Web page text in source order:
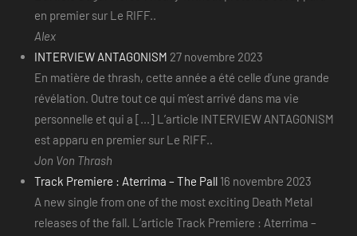
en premier sur Le RIFF..
Alex
INTERVIEW ANTAGONISM 27 novembre 2023
En matière de thrash, cette année a été celle d’une grande
révélation. Outre tout ce qui m’est arrivé dans ma vie
personnelle et qui a [...] L’article INTERVIEW ANTAGONISM
est apparu en premier sur Le RIFF..
Jon Von Thrash
Track Premiere : Aterrima – The Pall 16 novembre 2023
A new single from one of the most exciting Death Metal
releases of the fall. L’article Track Premiere : Aterrima –